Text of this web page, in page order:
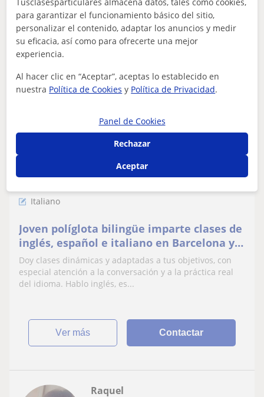
eventos,dirección de teatro en italiano.
ver más
14€/h 1ª clase gratis
Italiano
Joven políglota bilingüe imparte clases de
inglés, español e italiano en Barcelona y
online, para personas que quieran
empezar
Doy clases dinámicas y adaptadas a tus objetivos, con
especial atención a la conversación y a la práctica real
del idioma. Hablo inglés, es...
ver más Contactar
Raquel
para garantizar el funcionamiento básico del sitio,
personalizar el contenido, adaptar los anuncios y medir
su eficacia, así como para ofrecerte una mejor
experiencia.
Al hacer clic en “Aceptar”, aceptas lo establecido en
nuestra Política de Cookies y Política de Privacidad.
Panel de Cookies
Rechazar
Aceptar